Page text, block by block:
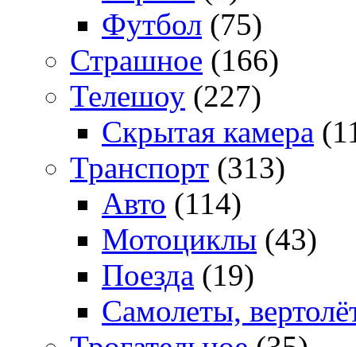
Футбол (75)
Страшное (166)
Телешоу (227)
Скрытая камера
Транспорт (313)
Авто (114)
Мотоциклы (43)
Поезда (19)
Самолеты,